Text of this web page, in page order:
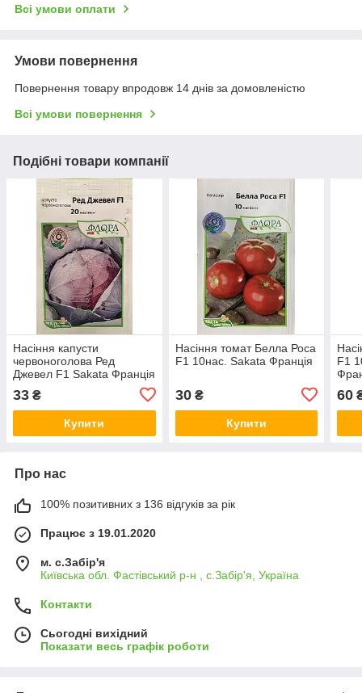
Всі умови оплати
Умови повернення
Повернення товару впродовж 14 днів за домовленістю
Всі умови повернення
Подібні товари компанії
Насіння капусти
червоноголова Ред
Джевел F1 Sakata Франція
33 ₴
Купити
Насіння томат Белла Роса
F1 10нас. Sakata Франція
30₴
Купити
F1
60
Про нас
100% позитивних з 136 відгуків за рік
Працює з 19.01.2020
м. с.Забір'я
Київська обл. Фастівський р-н , с.Забір'я, Україна
Контакти
Сьогодні вихідний
Показати весь графік роботи